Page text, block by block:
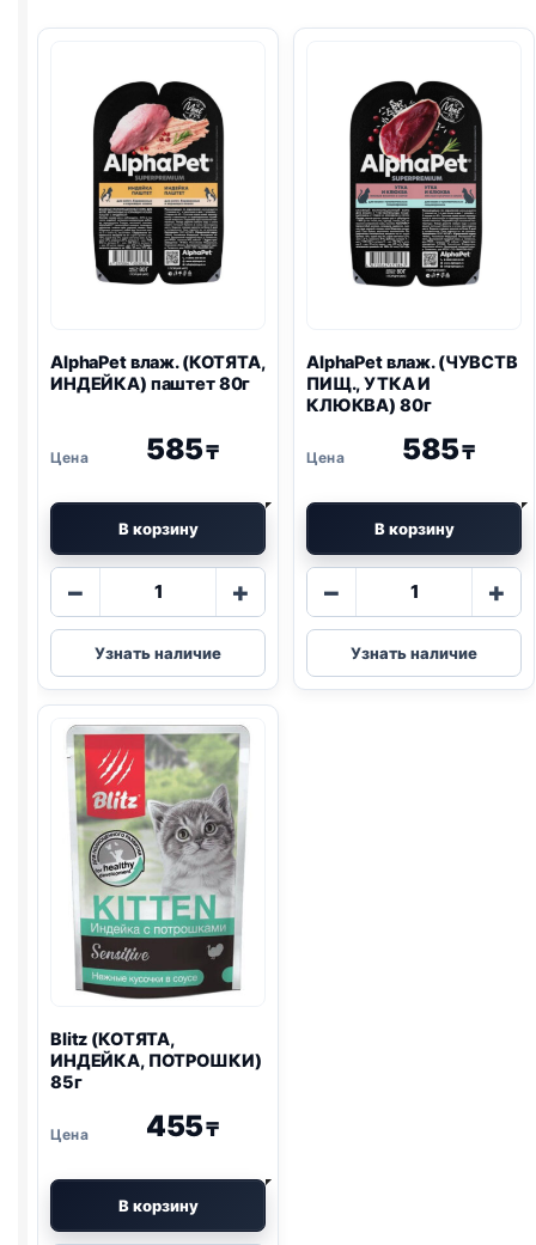
AlphaPet влаж. (КОТЯТА,
ИНДЕЙКА) паштет 80г
585₸
В корзину
−
Количество
AlphaPet
влаж.
(КОТЯТА,
паштет
80г
+
Узнать наличие
AlphaPet влаж. (ЧУВСТВ
ПИЩ., УТКА И
КЛЮКВА) 80г
585₸
В корзину
−
Количество
AlphaPet
влаж.
(ЧУВСТВ
+
Узнать наличие
Blitz (КОТЯТА,
ИНДЕЙКА, ПОТРОШКИ)
85г
455₸
В корзину